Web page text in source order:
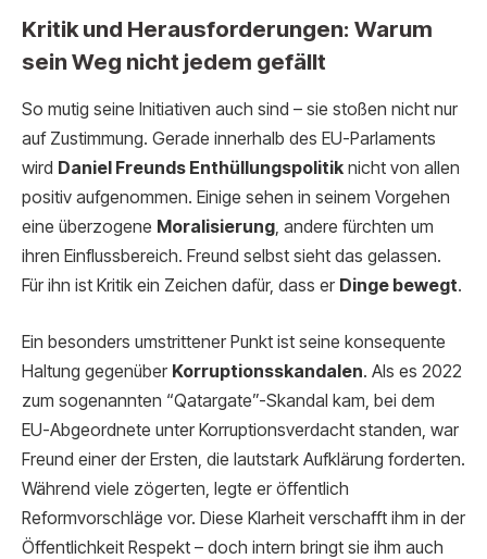
Kritik und Herausforderungen: Warum
sein Weg nicht jedem gefällt
So mutig seine Initiativen auch sind – sie stoßen nicht nur
auf Zustimmung. Gerade innerhalb des EU-Parlaments
wird Daniel Freunds Enthüllungspolitik nicht von allen
positiv aufgenommen. Einige sehen in seinem Vorgehen
eine überzogene Moralisierung, andere fürchten um
ihren Einflussbereich. Freund selbst sieht das gelassen.
Für ihn ist Kritik ein Zeichen dafür, dass er Dinge bewegt.
Ein besonders umstrittener Punkt ist seine konsequente
Haltung gegenüber Korruptionsskandalen. Als es 2022
zum sogenannten “Qatargate”-Skandal kam, bei dem
EU-Abgeordnete unter Korruptionsverdacht standen, war
Freund einer der Ersten, die lautstark Aufklärung forderten.
Während viele zögerten, legte er öffentlich
Reformvorschläge vor. Diese Klarheit verschafft ihm in der
Öffentlichkeit Respekt – doch intern bringt sie ihm auch